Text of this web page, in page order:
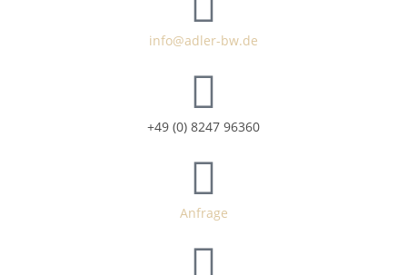
info@adler-bw.de
+49 (0) 8247 96360
Anfrage